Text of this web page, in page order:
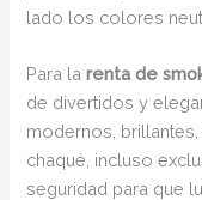
lado los colores
Para larenta de
de divertidos y
modernos, brillantes,
chaqué, incluso
seguridad para que